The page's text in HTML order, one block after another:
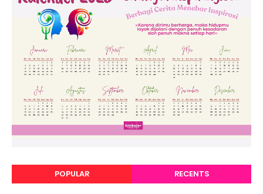
POPULAR RECENTS